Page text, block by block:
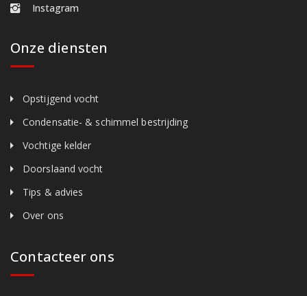
Instagram
Onze diensten
Opstijgend vocht
Condensatie- & schimmel bestrijding
Vochtige kelder
Doorslaand vocht
Tips & advies
Over ons
Contacteer ons